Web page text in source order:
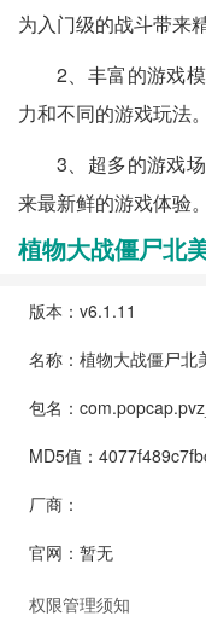
为入门级的战斗带来
2、丰富的游戏
力和不同的游戏玩法
3、超多的游戏
来最新鲜的游戏体验。
植物大战僵尸北
版本：v6.1.11
名称：植物大战僵尸北
包名：
MD5值：
厂商：
官网：暂无
权限管理须知